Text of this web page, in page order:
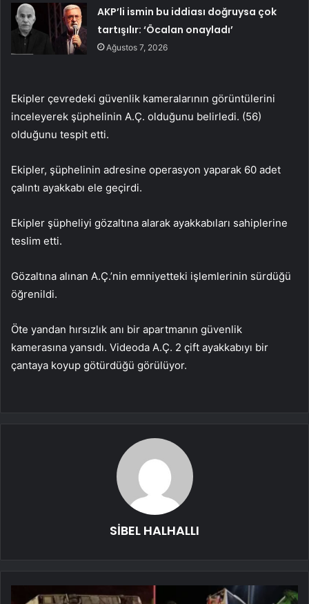
AKP’li ismin bu iddiası doğruysa çok
tartışılır: ‘Öcalan onayladı’
Ağustos 7, 2026
Ekipler çevredeki güvenlik kameralarının görüntülerini
inceleyerek şüphelinin A.Ç. olduğunu belirledi. (56)
olduğunu tespit etti.
Ekipler, şüphelinin adresine operasyon yaparak 60 adet
çalıntı ayakkabı ele geçirdi.
Ekipler şüpheliyi gözaltına alarak ayakkabıları sahiplerine
teslim etti.
Gözaltına alınan A.Ç.’nin emniyetteki işlemlerinin sürdüğü
öğrenildi.
Öte yandan hırsızlık anı bir apartmanın güvenlik
kamerasına yansıdı. Videoda A.Ç. 2 çift ayakkabıyı bir
çantaya koyup götürdüğü görülüyor.
SİBEL HALHALLI